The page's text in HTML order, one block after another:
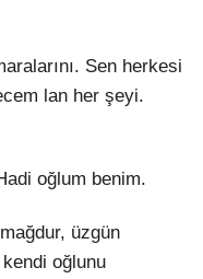
Sen herkesi
lan her şeyi.
oğlum benim.
üzgün
oğlunu